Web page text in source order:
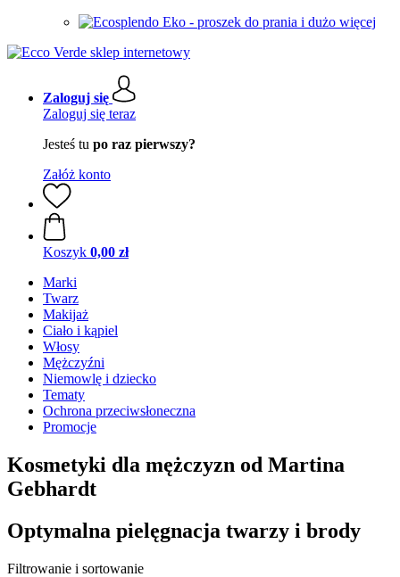
Eko - proszek do prania i dużo więcej
Zaloguj się
Zaloguj się teraz
Jesteś tu po raz pierwszy?
Załóż konto
Koszyk 0,00 zł
Marki
Twarz
Makijaż
Ciało i kąpiel
Włosy
Mężczyźni
Niemowlę i dziecko
Tematy
Ochrona przeciwsłoneczna
Promocje
Kosmetyki dla mężczyzn od Martina
Gebhardt
Optymalna pielęgnacja twarzy i brody
Filtrowanie i sortowanie